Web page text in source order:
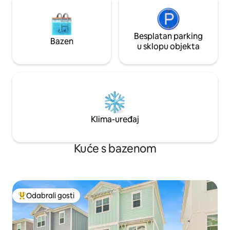
Bazen
Besplatan parking
u sklopu objekta
Klima-uređaj
Kuće s bazenom
Među najviše rangiranima s oznakom „Odabrali gosti”
Odabrali gosti